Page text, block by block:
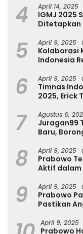
4 April 14, 2025
IGMJ 2025
Ditetapkan
5 April 9, 2025
Kolaborasi
Indonesia
6 April 9, 2025
Timnas
2025, Erick
7 Agustus 6,
Juragan99
Baru,
8 April 9, 2025
Prabowo
Aktif dalam
9 April 9, 2025
Prabowo
Pastikan
April 9, 2025
Prabowo